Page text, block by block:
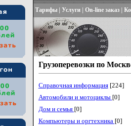
Тарифы Услуги On-line заказ
Грузоперевозки по
Справочная информация[224]
Автомобили и мотоциклы [0]
Дом и семья [0]
Компьютеры и оргтехника [0]